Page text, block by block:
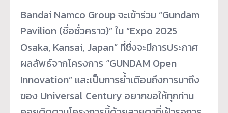
Bandai Namco Group จะเข้าร่วม “Gundam
Pavilion (ชื่อชั่วคราว)” ใน “Expo 2025
Osaka, Kansai, Japan” ที่ซึ่งจะมีการประกาศ
ผลลัพธ์จากโครงการ “GUNDAM Open
Innovation” และเป็นการย้ำเตือนถึงการมาถึง
ของ Universal Century อยากขอให้ทุกท่าน